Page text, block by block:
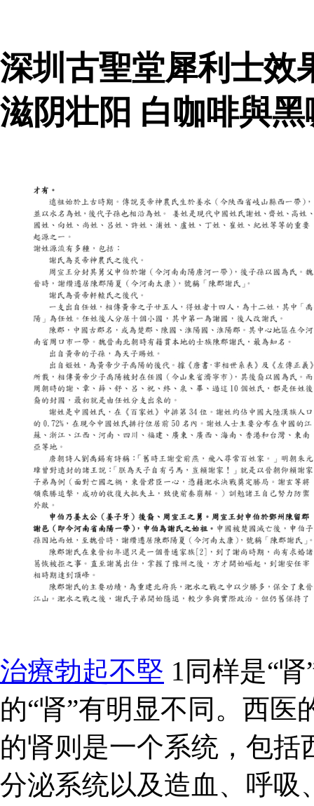
深圳古聖堂犀利士效
滋阴壮阳 白咖啡與
治療勃起不堅 1同样是“
的“肾”有明显不同。西
的肾则是一个系统，包
分泌系统以及造血、呼吸